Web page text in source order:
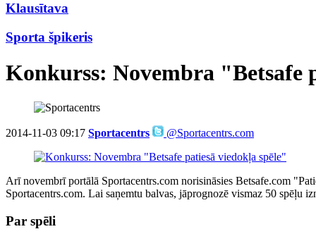
Klausītava
Sporta špikeris
Konkurss: Novembra "Betsafe
2014-11-03 09:17 Sportacentrs @Sportacentrs.com
Arī novembrī portālā Sportacentrs.com norisināsies Betsafe.com
Sportacentrs.com. Lai saņemtu balvas, jāprognozē vismaz 50 spēļu
Par spēli